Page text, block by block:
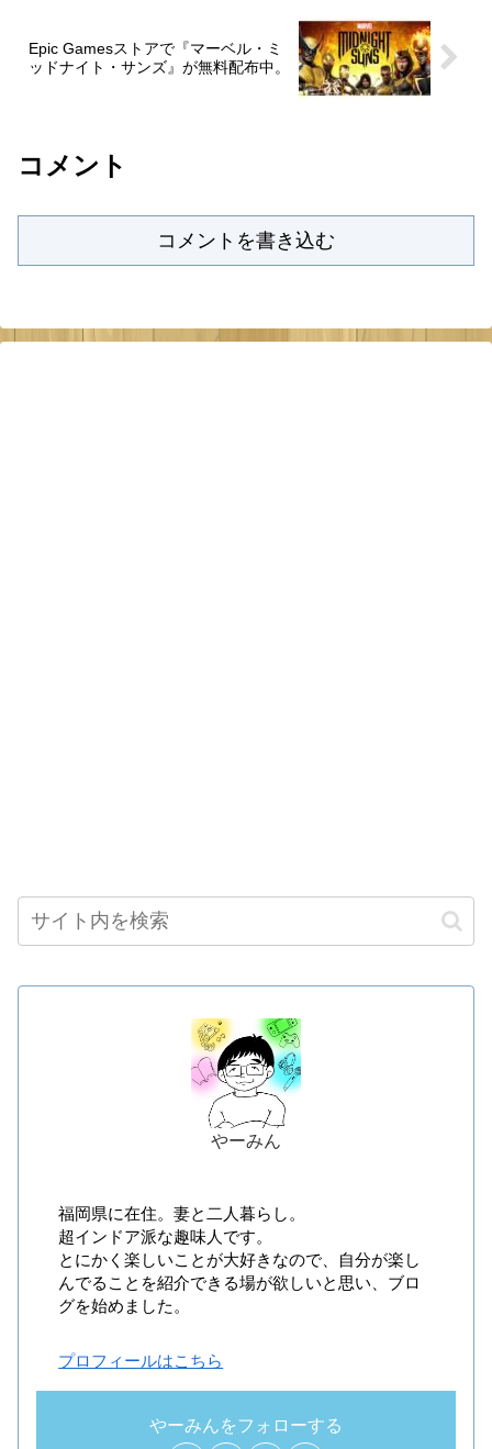
Epic Gamesストアで『マーベル・ミ
ッドナイト・サンズ』が無料配布中。
コメント
コメントを書き込む
やーみん
福岡県に在住。妻と二人暮らし。
超インドア派な趣味人です。
とにかく楽しいことが大好きなので、自分が楽し
んでることを紹介できる場が欲しいと思い、ブロ
グを始めました。
プロフィールはこちら
やーみんをフォローする